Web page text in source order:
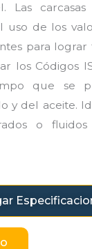
Las
uso de los
para
los Códigos
que se
y del aceite.
o